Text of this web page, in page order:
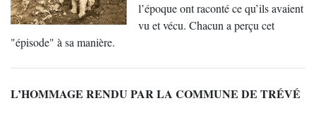
l’époque ont raconté ce qu’ils avaient
vu et vécu. Chacun a perçu cet
"épisode" à sa manière.
L’HOMMAGE RENDU PAR LA COMMUNE DE TRÉVÉ